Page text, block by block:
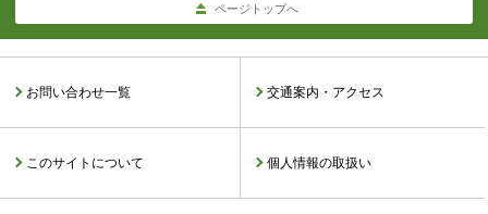
ページトップへ
お問い合わせ一覧 交通案内・アクセス
このサイトについて 個人情報の取扱い